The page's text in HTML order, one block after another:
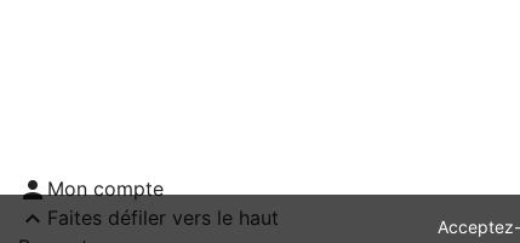
Mon compte
 Faites défiler vers le haut